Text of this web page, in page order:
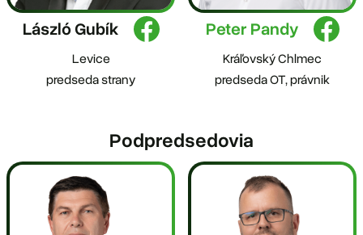
László Gubík
Levice
predseda strany
Peter Pandy
Kráľovský Chlmec
predseda OT, právnik
Podpredsedovia